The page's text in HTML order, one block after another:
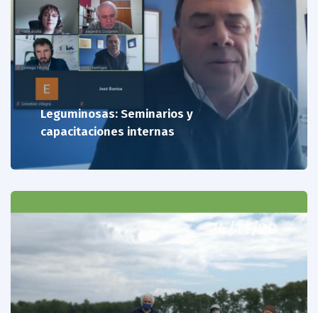
Leguminosas: Seminarios y
capacitaciones internas
24/11/20